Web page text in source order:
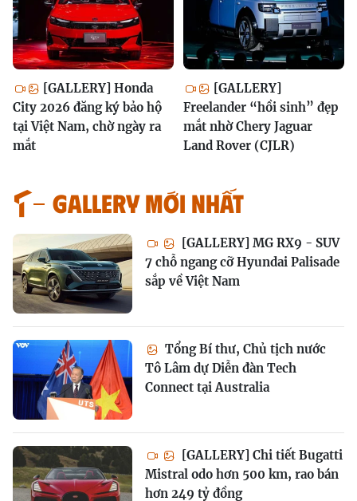
[GALLERY] Honda
City 2026 đăng ký bảo hộ
tại Việt Nam, chờ ngày ra
mắt
[GALLERY]
Freelander “hồi sinh” đẹp
mắt nhờ Chery Jaguar
Land Rover (CJLR)
GALLERY MỚI NHẤT
[GALLERY] MG RX9 - SUV
7 chỗ ngang cỡ Hyundai Palisade
sắp về Việt Nam
Tổng Bí thư, Chủ tịch nước
Tô Lâm dự Diễn đàn Tech
Connect tại Australia
[GALLERY] Chi tiết Bugatti
Mistral odo hơn 500 km, rao bán
hơn 249 tỷ đồng